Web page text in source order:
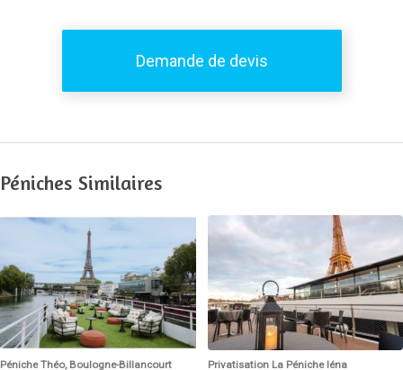
Demande de devis
Péniches Similaires
Péniche Théo, Boulogne-Billancourt Privatisation La Péniche Iéna